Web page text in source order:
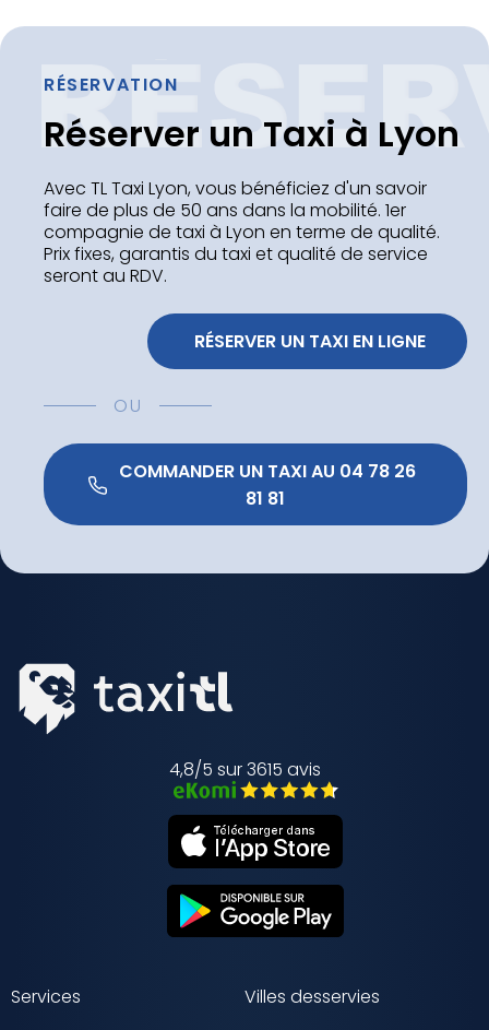
RÉSERVATION
Réserver un Taxi à Lyon
Avec TL Taxi Lyon, vous bénéficiez d'un savoir
faire de plus de 50 ans dans la mobilité. 1er
compagnie de taxi à Lyon en terme de qualité.
Prix fixes, garantis du taxi et qualité de service
seront au RDV.
RÉSERVER UN TAXI EN LIGNE
OU
COMMANDER UN TAXI AU 04 78 26
4,8/5 sur 3615 avis
Services
Villes desservies